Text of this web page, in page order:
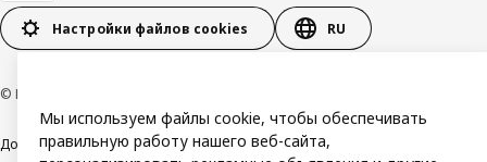
Настройки файлов cookies RU
© Inter IKEA Systems B.V. 1999-2026
ДоступностьОбщие условия
Мы используем файлы cookie, чтобы обеспечивать
правильную работу нашего веб-сайта,